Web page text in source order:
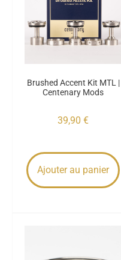
Brushed Accent Kit MTL |
Centenary Mods
39,90 €
Ajouter au panier